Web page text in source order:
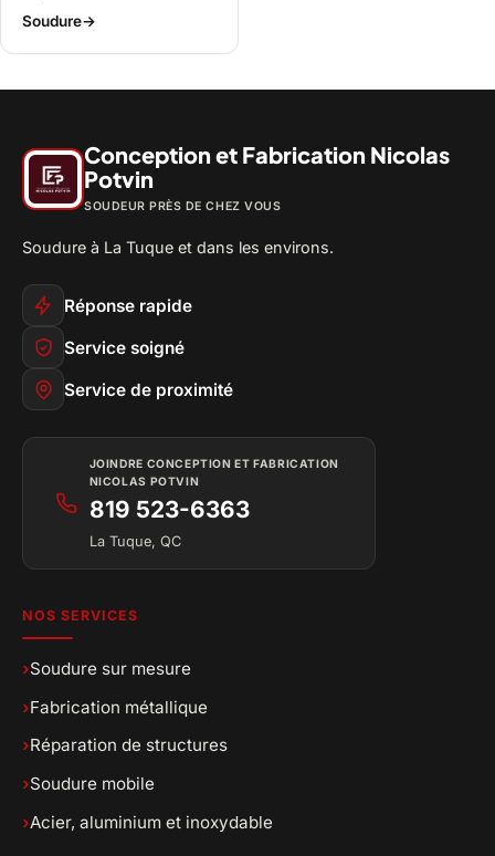
Soudure→
Conception et Fabrication Nicolas
Potvin
SOUDEUR PRÈS DE CHEZ VOUS
Soudure à La Tuque et dans les environs.
Réponse rapide
Service soigné
Service de proximité
JOINDRE CONCEPTION ET FABRICATION
NICOLAS POTVIN
819 523-6363
La Tuque, QC
NOS SERVICES
›Soudure sur mesure
›Fabrication métallique
›Réparation de structures
›Soudure mobile
›Acier, aluminium et inoxydable